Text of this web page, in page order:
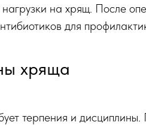
на хрящ. После
для
хряща
терпения и